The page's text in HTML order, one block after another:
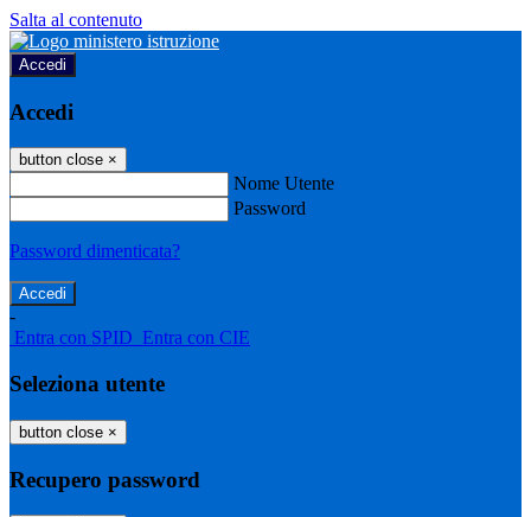
Salta al contenuto
Accedi
Accedi
button close ×
Nome Utente
Password
Password dimenticata?
-
Entra con SPID Entra con CIE
Seleziona utente
button close ×
Recupero password